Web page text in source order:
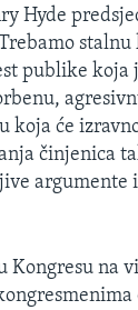
Hyde
stalnu
publike koja
koja će
činjenica
argumente
Kongresu na